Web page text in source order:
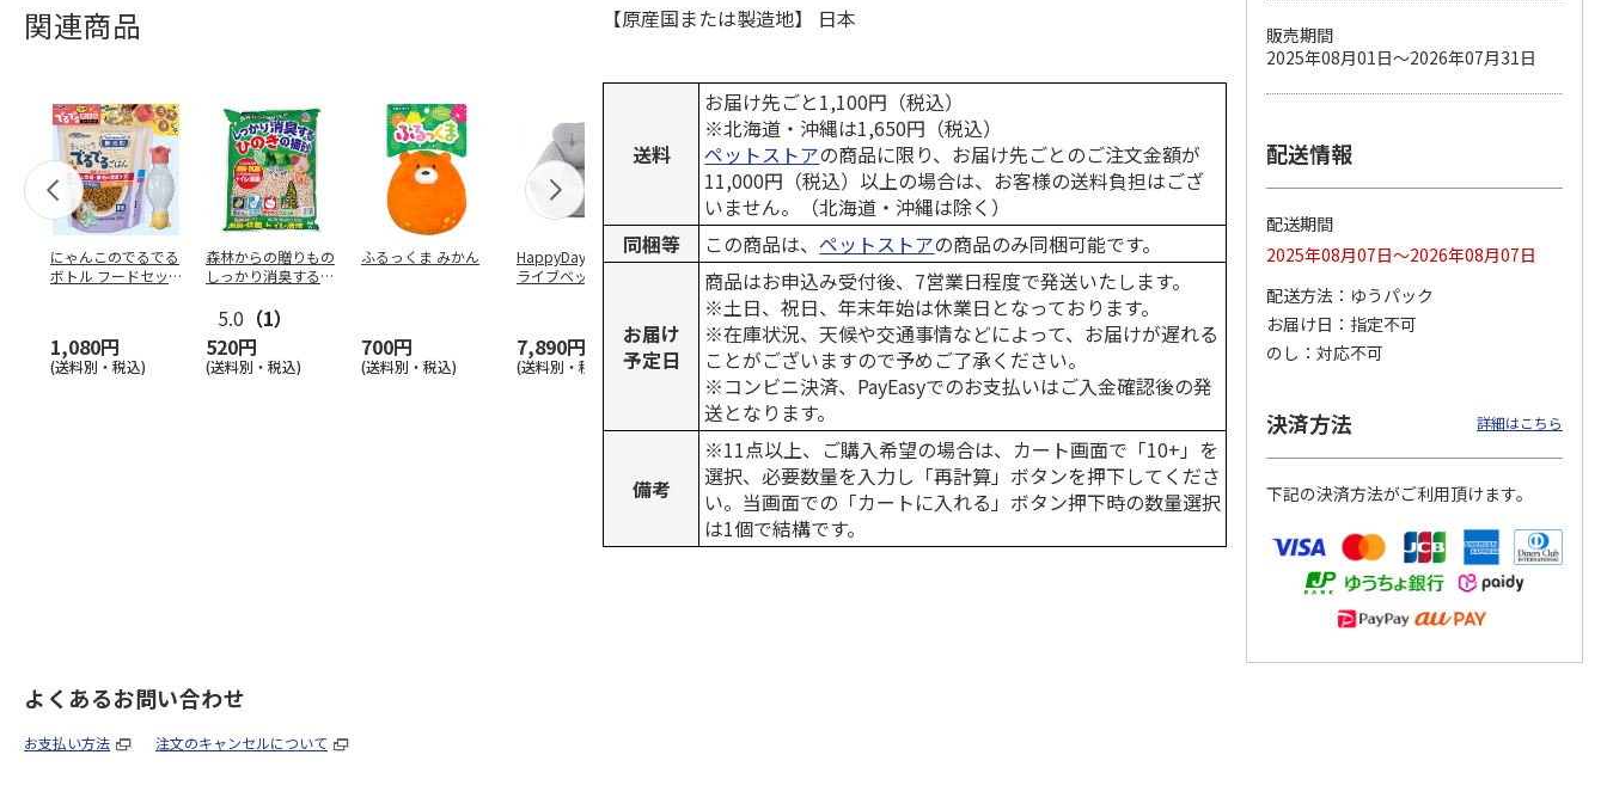
関連商品
にゃんこのでるでる
ボトル フードセッ
1,080円
(送料別・税込)
森林からの贈りもの
しっかり消臭するひ
5.0 （1）
520円
(送料別・税込)
ふるっくま みかん
700円
(送料別・税込)
HappyDays 2wayド
ライブベッド グレ
7,890円
(送料別・税込)
獣医師開発 ニオイ
をとる砂専用 猫ト
イレ ナチュラルグ
1,550円
(送料別・税込)
デオトイレ 飛び散
らない消臭・抗菌サ
ンド 4L
1,320円
(送料別・税込)
無添加良品 カムカ
ムデンタルコーン
ぐるぐるボーン型 S
…
470円
(送料別・税込)
銀のスプーン パウ
チ 健康に育つ子ね
こ用 まぐろ・かつ
おに
120円
ペット線香 虹のか
ローラルの香り
590円
(送料別・税込)
CIAO 香り立つクラ
【原産国または製造地】 日本
送料
お届け先ごと1,100円（税込）
※北海道・沖縄は1,650円（税込）
ペットストアの商品に限り、お届け先ごとのご注文金額が
11,000円（税込）以上の場合は、お客様の送料負担はござ
いません。（北海道・沖縄は除く）
同梱等
この商品は、ペットストアの商品のみ同梱可能です。
お届け
予定日
商品はお申込み受付後、7営業日程度で発送いたします。
※土日、祝日、年末年始は休業日となっております。
※在庫状況、天候や交通事情などによって、お届けが遅れる
ことがございますので予めご了承ください。
※コンビニ決済、PayEasyでのお支払いはご入金確認後の発
送となります。
備考
※11点以上、ご購入希望の場合は、カート画面で「10+」を
選択、必要数量を入力し「再計算」ボタンを押下してくださ
い。当画面での「カートに入れる」ボタン押下時の数量選択
は1個で結構です。
販売期間
2025年08月01日～2026年07月31日
配送情報
配送期間
2025年08月07日～2026年08月07日
配送方法
ゆうパック
お届け日
指定不可
のし
対応不可
決済方法 詳細はこちら
下記の決済方法がご利用頂けます。
よくあるお問い合わせ
お支払い方法 注文のキャンセルについて